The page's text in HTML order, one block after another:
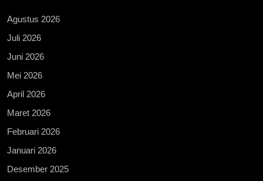
Agustus 2026
Juli 2026
Juni 2026
Mei 2026
April 2026
Maret 2026
Februari 2026
Januari 2026
Desember 2025